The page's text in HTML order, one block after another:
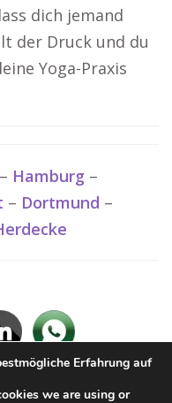
dich jemand
der Druck und du
Yoga-Praxis
– Hamburg –
– Dortmund –
Erfahrung auf
we are using or